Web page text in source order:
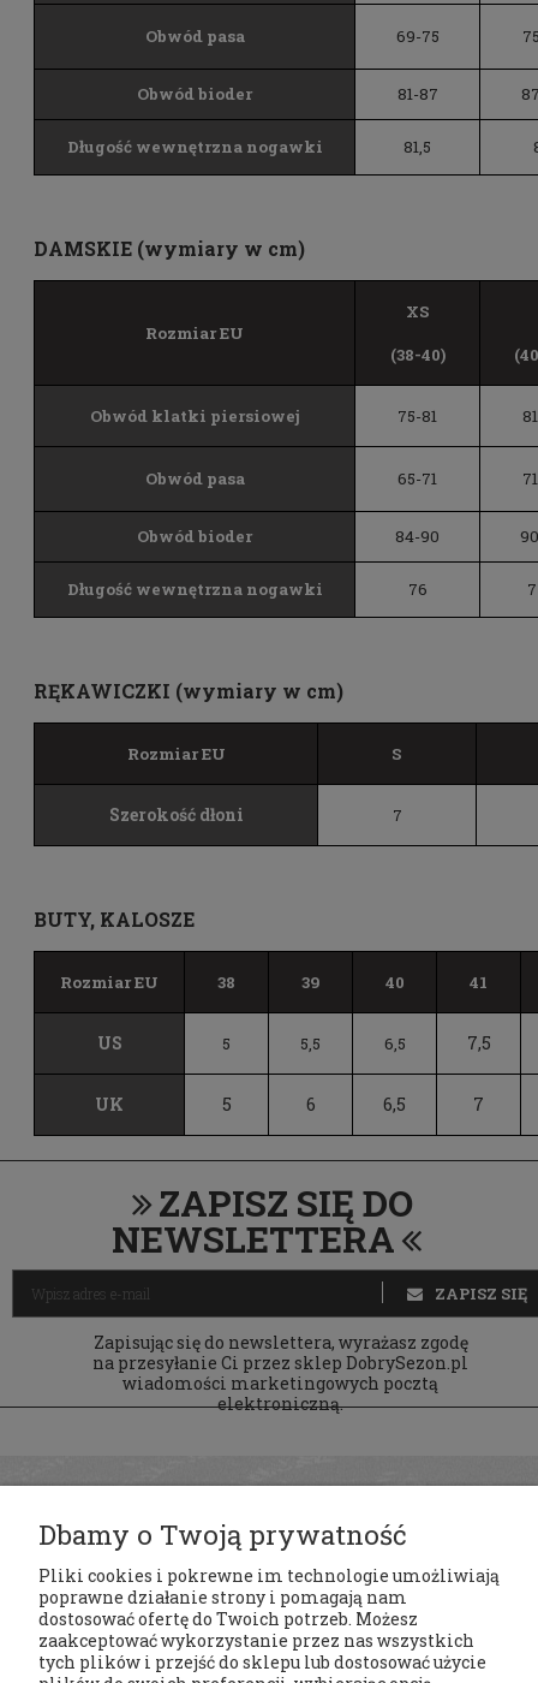
Obwód pasa 69-75
Obwód bioder 81-87
Długość wewnętrzna nogawki 81,5
DAMSKIE (wymiary w cm)
Rozmiar EU
XS
(38-40)
Obwód klatki piersiowej 75-81
Obwód pasa 65-71
Obwód bioder 84-90
Długość wewnętrzna nogawki 76
RĘKAWICZKI (wymiary w cm)
Rozmiar EU S
Szerokość dłoni 7
BUTY, KALOSZE
Rozmiar EU 38 39 40 41
US 5 5,5 6,5 7,5
UK 5 6 6,5 7
ZAPISZ SIĘ DO
NEWSLETTERA
Zapisując się do newslettera, wyrażasz zgodę
na przesyłanie Ci przez sklep DobrySezon.pl
wiadomości marketingowych pocztą
elektroniczną.
ZAPISZ SIĘ
Regulaminy
Dbamy o Twoją prywatność
Pliki cookies i pokrewne im technologie umożliwiają
poprawne działanie strony i pomagają nam
dostosować ofertę do Twoich potrzeb. Możesz
zaakceptować wykorzystanie przez nas wszystkich
tych plików i przejść do sklepu lub dostosować użycie